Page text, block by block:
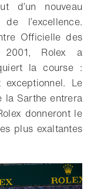
d’un nouveau
l’excellence.
Officielle des
Rolex a
la course :
Le
la Sarthe entrera
donneront le
plus exaltantes